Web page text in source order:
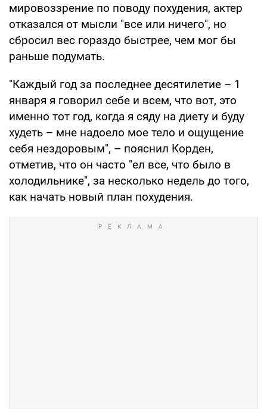
мировоззрение по поводу похудения, актер
отказался от мысли "все или ничего", но
сбросил вес гораздо быстрее, чем мог бы
раньше подумать.
"Каждый год за последнее десятилетие – 1
января я говорил себе и всем, что вот, это
именно тот год, когда я сяду на диету и буду
худеть – мне надоело мое тело и ощущение
себя нездоровым", – пояснил Корден,
отметив, что он часто "ел все, что было в
холодильнике", за несколько недель до того,
как начать новый план похудения.